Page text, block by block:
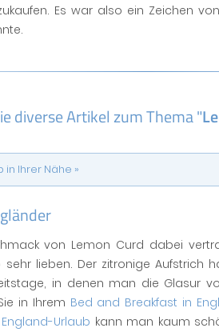
Es war also ein Zeichen
diverse Artikel zum Thema "
in Ihrer Nähe »
von Lemon Curd dabei
lieben. Der zitronige Aufstrich
in denen man die Glasur
in Ihrem Bed and Breakfast in
England-Urlaub kann man kaum